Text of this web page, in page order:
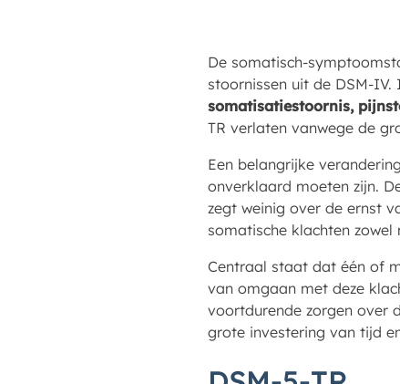
De somatisch-
stoornissen uit de DSM-
somatisatiestoornis,
TR verlaten vanwege de
Een belangrijke
onverklaard moeten zijn.
zegt weinig over de ernst
somatische klachten
Centraal staat dat één of
van omgaan met deze
voortdurende zorgen over
grote investering van tijd